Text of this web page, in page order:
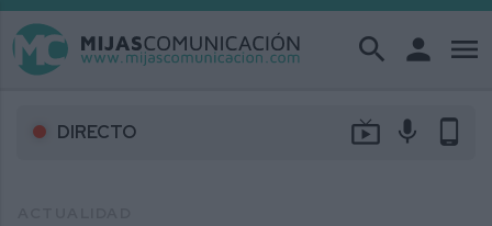
search person menu
DIRECTO live_tv mic phone_android